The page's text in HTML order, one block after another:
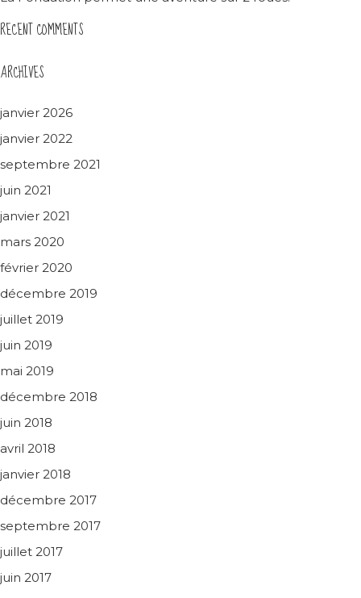
RECENT COMMENTS
ARCHIVES
janvier 2026
janvier 2022
septembre 2021
juin 2021
janvier 2021
mars 2020
février 2020
décembre 2019
juillet 2019
juin 2019
mai 2019
décembre 2018
juin 2018
avril 2018
janvier 2018
décembre 2017
septembre 2017
juillet 2017
juin 2017